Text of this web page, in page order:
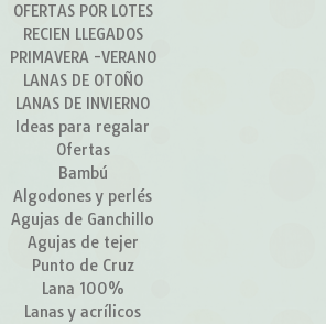
OFERTAS POR LOTES
RECIEN LLEGADOS
PRIMAVERA -VERANO
LANAS DE OTOÑO
LANAS DE INVIERNO
Ideas para regalar
Ofertas
Bambú
Algodones y perlés
Agujas de Ganchillo
Agujas de tejer
Punto de Cruz
Lana 100%
Lanas y acrílicos